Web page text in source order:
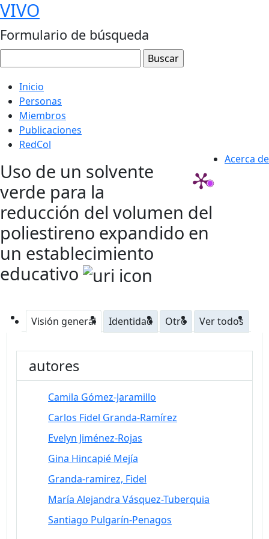
VIVO
Formulario de búsqueda
Inicio
Personas
Miembros
Publicaciones
RedCol
Acerca de
Uso de un solvente
verde para la
reducción del volumen del
poliestireno expandido en
un establecimiento
educativo
Visión general Identidad Otro Ver todos
autores
Camila Gómez-Jaramillo
Carlos Fidel Granda-Ramírez
Evelyn Jiménez-Rojas
Gina Hincapié Mejía
Granda-ramirez, Fidel
María Alejandra Vásquez-Tuberquia
Santiago Pulgarín-Penagos